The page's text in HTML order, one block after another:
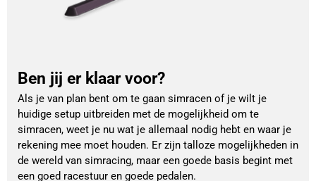
Ben jij er klaar voor?
Als je van plan bent om te gaan simracen of je wilt je
huidige setup uitbreiden met de mogelijkheid om te
simracen, weet je nu wat je allemaal nodig hebt en waar je
rekening mee moet houden. Er zijn talloze mogelijkheden in
de wereld van simracing, maar een goede basis begint met
een goed racestuur en goede pedalen.